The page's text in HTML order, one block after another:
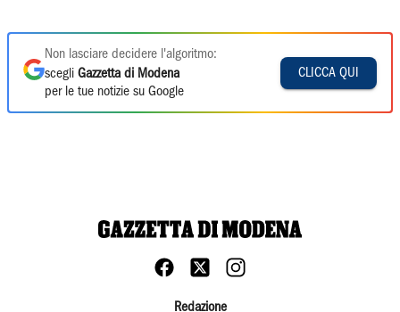
Non lasciare decidere l'algoritmo:
scegli Gazzetta di Modena
per le tue notizie su Google
CLICCA QUI
Redazione